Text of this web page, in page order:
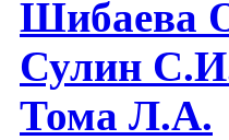
Шибаева
Сулин
Тома Л.А.